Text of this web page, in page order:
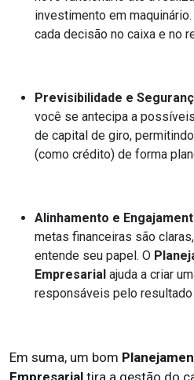
investimento em
cada decisão no caixa e no
Previsibilidade e
você se antecipa a
de capital de giro,
(como crédito) de forma
Alinhamento e
metas financeiras são
entende seu papel. O
Empresarial ajuda a criar
responsáveis pelo resultado
Em suma, um bom
Empresarial tira a gestão do